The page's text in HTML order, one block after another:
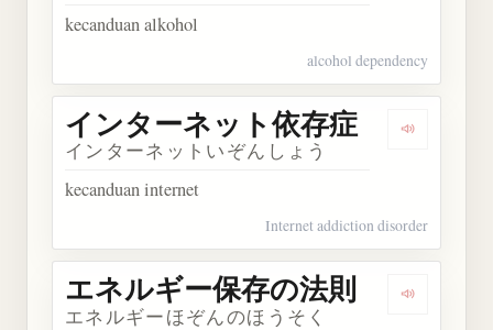
kecanduan alkohol
alcohol dependency
インターネット依存症
インターネットいぞんしょう
kecanduan internet
Internet addiction disorder
エネルギー保存の法則
エネルギーほぞんのほうそく